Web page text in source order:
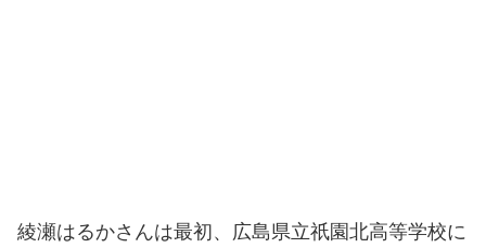
綾瀬はるかさんは最初、広島県立祇園北高等学校に